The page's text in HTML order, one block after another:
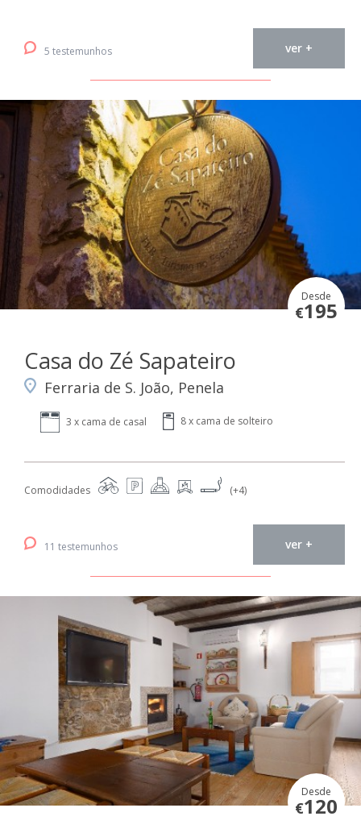
5 testemunhos ver +
Desde
€195
Casa do Zé Sapateiro
Ferraria de S. João, Penela
3 x cama de casal 8 x cama de solteiro
Comodidades (+4)
11 testemunhos ver +
Desde
€120